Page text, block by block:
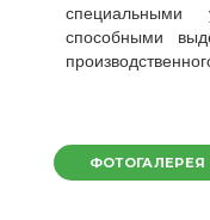
специальными
способными
ФОТОГАЛЕРЕЯ